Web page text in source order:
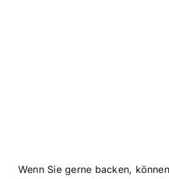
Wenn Sie gerne backen,